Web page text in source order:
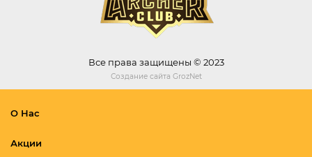
Все права защищены © 2023
Создание сайта GrozNet
О Нас
Акции